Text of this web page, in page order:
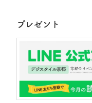
プレゼント